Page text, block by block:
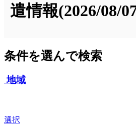
遣情報(2026/08/
条件を選んで検索
地域
選択